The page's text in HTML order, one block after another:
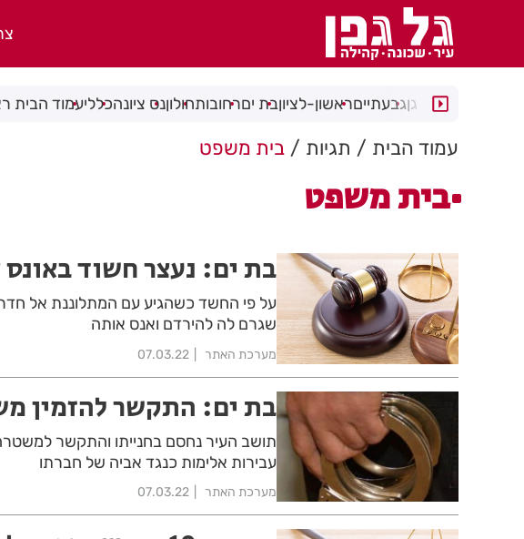
רמת גןגבעתייםראשון-לציוןבת יםרחובותחולוןנס ציונהכלליעמוד הבית
עמוד הבית תגיות בית משפט
בית משפט
בת ים: נעצר חשוד באונס
על פי החשד כשהגיע עם המתלוננת אל
שגרם לה להירדם ואנס אותה
מערכת האתר 07.03.22
בת ים: התקשר להזמין
תושב העיר נחסם בחנייתו והתקשר
עבירות אלימות כנגד אביה של חברתו
מערכת האתר 07.03.22